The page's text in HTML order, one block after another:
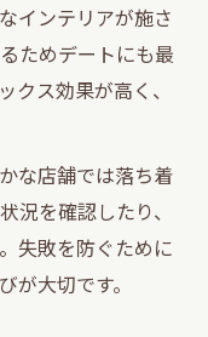
インテリアが施さ
ためデートにも最
クス効果が高く、
な店舗では落ち着
況を確認したり、
失敗を防ぐために
が大切です。